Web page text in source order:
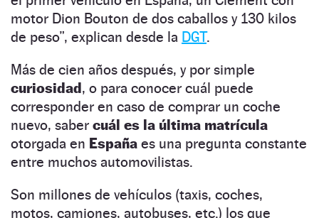
motor Dion Bouton de dos caballos y 130 kilos
de peso”, explican desde la DGT.
Más de cien años después, y por simple
curiosidad, o para conocer cuál puede
corresponder en caso de comprar un coche
nuevo, saber cuál es la última matrícula
otorgada en España es una pregunta constante
entre muchos automovilistas.
Son millones de vehículos (taxis, coches,
motos, camiones, autobuses, etc.) los que